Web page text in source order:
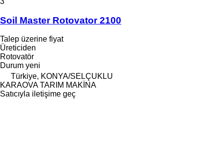
Soil Master Rotovator 2100
Talep üzerine fiyat
Üreticiden
Rotovatör
Durum yeni
Türkiye, KONYA/SELÇUKLU
KARAOVA TARIM MAKİNA
Satıcıyla iletişime geç